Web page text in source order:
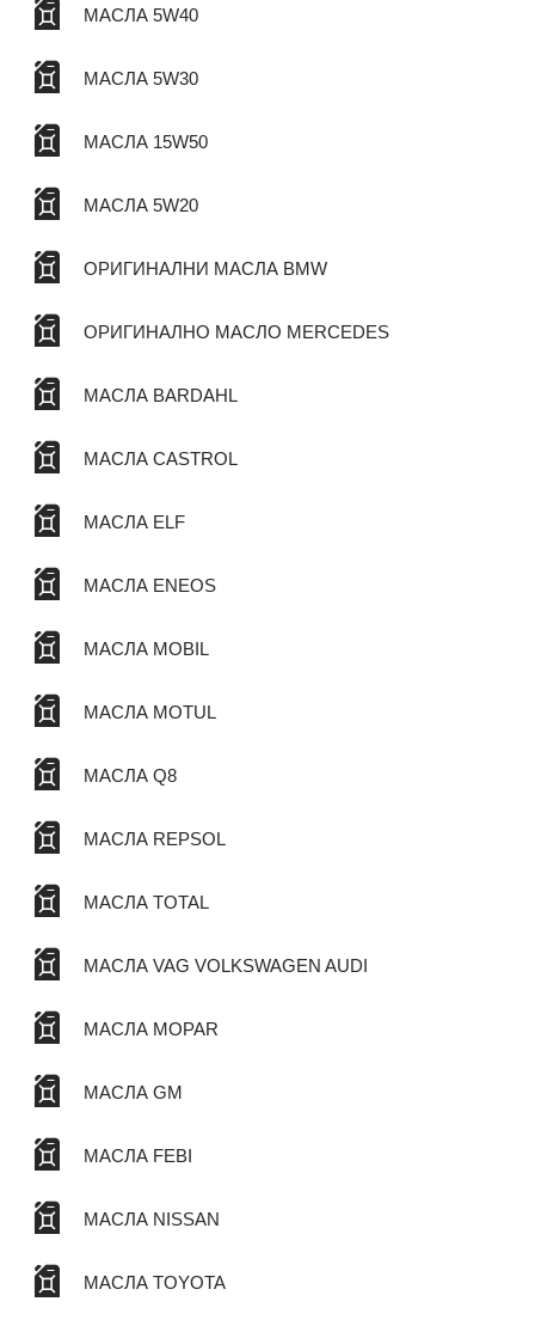
МАСЛА 5W40
МАСЛА 5W30
МАСЛА 15W50
МАСЛА 5W20
ОРИГИНАЛНИ МАСЛА BMW
ОРИГИНАЛНО МАСЛО MERCEDES
МАСЛА BARDAHL
МАСЛА CASTROL
МАСЛА ELF
МАСЛА ENEOS
МАСЛА MOBIL
МАСЛА MOTUL
МАСЛА Q8
МАСЛА REPSOL
МАСЛА TOTAL
МАСЛА VAG VOLKSWAGEN AUDI
МАСЛА MOPAR
МАСЛА GM
МАСЛА FEBI
МАСЛА NISSAN
МАСЛА TOYOTA